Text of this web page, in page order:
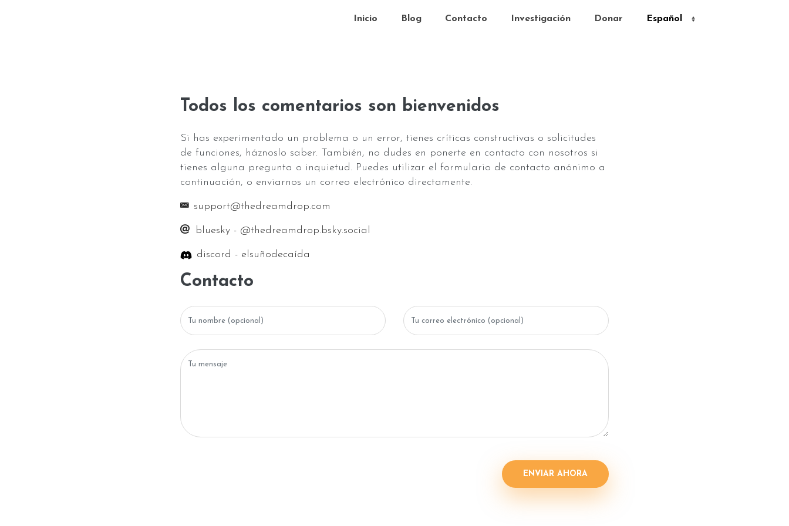
Inicio Blog Contacto Investigación Donar
Todos los comentarios son bienvenidos
Si has experimentado un problema o un error, tienes críticas constructivas o solicitudes
de funciones, háznoslo saber. También, no dudes en ponerte en contacto con nosotros si
tienes alguna pregunta o inquietud. Puedes utilizar el formulario de contacto anónimo a
continuación, o enviarnos un correo electrónico directamente.
support@thedreamdrop.com
bluesky - @thedreamdrop.bsky.social
discord - elsuñodecaída
Contacto
ENVIAR AHORA